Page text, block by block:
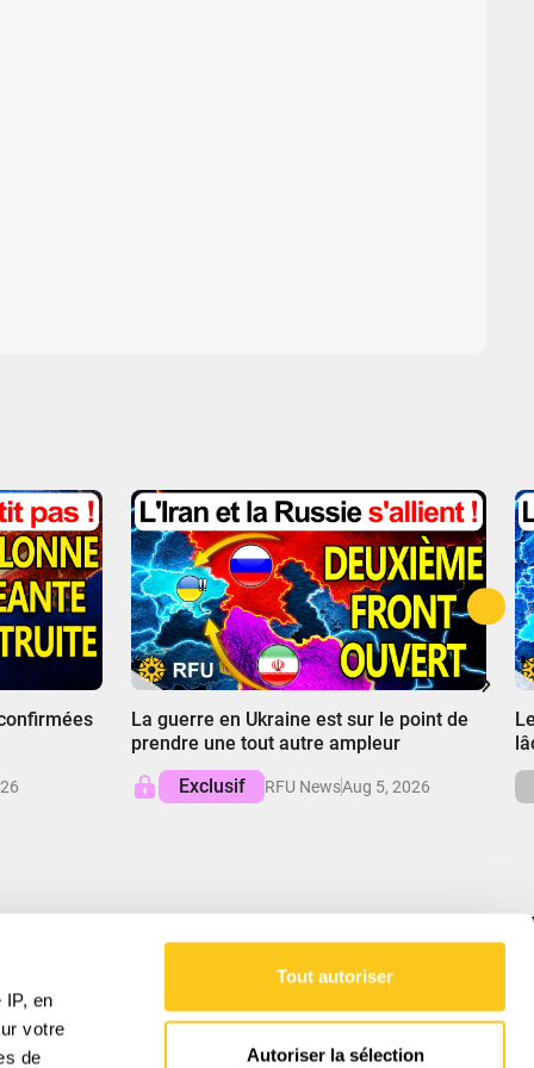
en
votre
de
Tout autoriser
Autoriser la sélection
La guerre en Ukraine est sur le point de
prendre une tout autre ampleur
Exclusif
RFU NewsAug 5, 2026
affaires mondiales, démêlant les complexités